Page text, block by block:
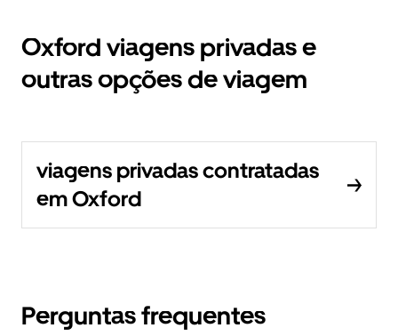
Oxford viagens privadas e
outras opções de viagem
viagens privadas contratadas
em Oxford
Perguntas frequentes